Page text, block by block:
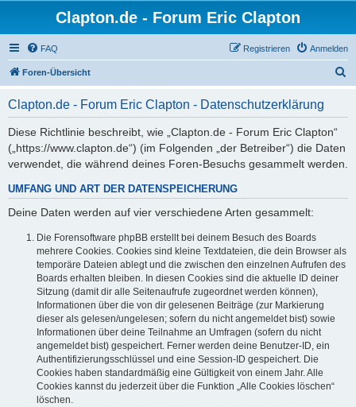
Clapton.de - Forum Eric Clapton
FAQ Anmelden
Registrieren
Foren-Übersicht
Clapton.de - Forum Eric Clapton - Datenschutzerklärung
Diese Richtlinie beschreibt, wie „Clapton.de - Forum Eric Clapton“
(„https://www.clapton.de“) (im Folgenden „der Betreiber“) die Daten
verwendet, die während deines Foren-Besuchs gesammelt werden.
UMFANG UND ART DER DATENSPEICHERUNG
Deine Daten werden auf vier verschiedene Arten gesammelt:
Die Forensoftware phpBB erstellt bei deinem Besuch des Boards
mehrere Cookies. Cookies sind kleine Textdateien, die dein Browser als
temporäre Dateien ablegt und die zwischen den einzelnen Aufrufen des
Boards erhalten bleiben. In diesen Cookies sind die aktuelle ID deiner
Sitzung (damit dir alle Seitenaufrufe zugeordnet werden können),
Informationen über die von dir gelesenen Beiträge (zur Markierung
dieser als gelesen/ungelesen; sofern du nicht angemeldet bist) sowie
Informationen über deine Teilnahme an Umfragen (sofern du nicht
angemeldet bist) gespeichert. Ferner werden deine Benutzer-ID, ein
Authentifizierungsschlüssel und eine Session-ID gespeichert. Die
Cookies haben standardmäßig eine Gültigkeit von einem Jahr. Alle
Cookies kannst du jederzeit über die Funktion „Alle Cookies löschen“
löschen.